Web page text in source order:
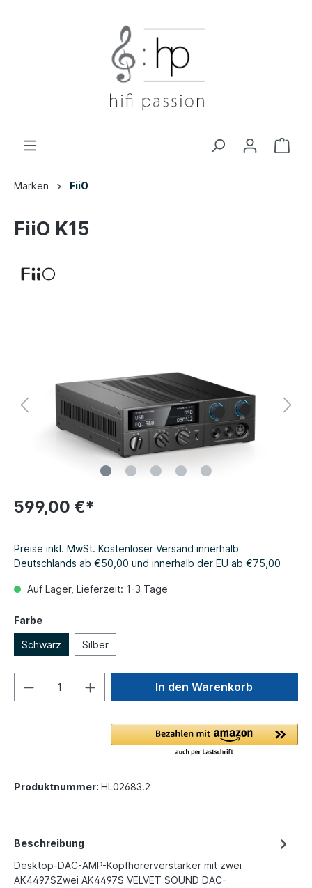
Marken FiiO
FiiO K15
599,00 €*
Preise inkl. MwSt. Kostenloser Versand innerhalb
Deutschlands ab €50,00 und innerhalb der EU ab €75,00
Auf Lager, Lieferzeit: 1-3 Tage
Farbe
Schwarz Silber
In den Warenkorb
Produktnummer: HL02683.2
Beschreibung
Desktop-DAC-AMP-Kopfhörerverstärker mit zwei
AK4497SZwei AK4497S VELVET SOUND DAC-